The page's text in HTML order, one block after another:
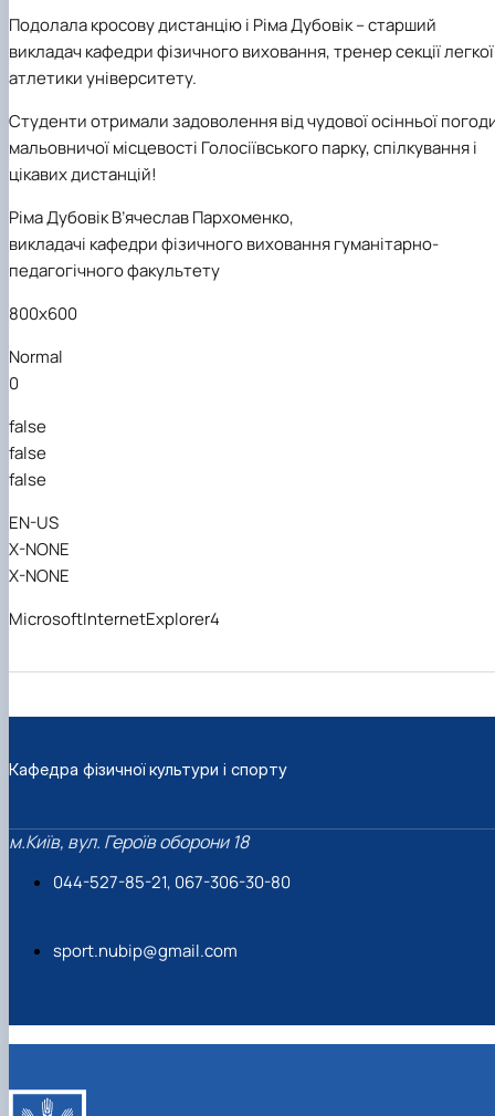
Подолала кросову дистанцію і Ріма Дубовік – старший
викладач кафедри фізичного виховання, тренер секції легкої
атлетики університету.
Студенти отримали задоволення від чудової осінньої
мальовничої місцевості Голосіївського парку, спілкування і
цікавих дистанцій!
Ріма ДубовікВ’ячеслав Пархоменко,
викладачі кафедри фізичного вихованнягуманітарно-
педагогічного факультету
800x600
Normal
0
false
false
false
EN-US
X-NONE
X-NONE
MicrosoftInternetExplorer4
Кафедра фізичної культури і спорту
м.Київ, вул. Героїв оборони 18
044-527-85-21, 067-306-30-80
sport.nubip@gmail.com